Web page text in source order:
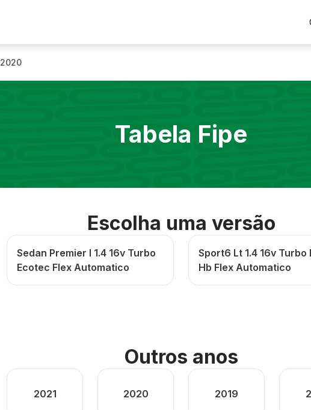
2020
Tabela Fipe
Escolha uma versão
Sedan Premier I 1.4 16v Turbo
Ecotec Flex Automatico
Sport6 Lt 1.4 16v Turbo
Hb Flex Automatico
Outros anos
2021 2020 2019